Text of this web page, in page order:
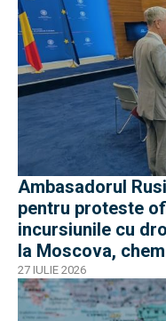
Ambasadorul
pentru proteste
incursiunile cu
la Moscova,
27 IULIE 2026